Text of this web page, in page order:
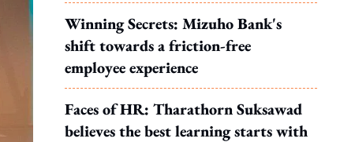
motion
Winning Secrets: Mizuho Bank's
shift towards a friction-free
employee experience
Faces of HR: Tharathorn Suksawad
believes the best learning starts with